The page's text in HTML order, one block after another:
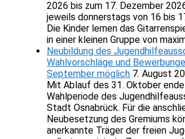
2026 bis zum 17. Dezember
jeweils donnerstags von 16 bis
Die Kinder lernen das
in einer kleinen Gruppe von
Neubildung des
Wahlvorschläge und
September möglich 7. August
Mit Ablauf des 31. Oktober
Wahlperiode des
Stadt Osnabrück. Für die
Neubesetzung des Gremiums
anerkannte Träger der freien